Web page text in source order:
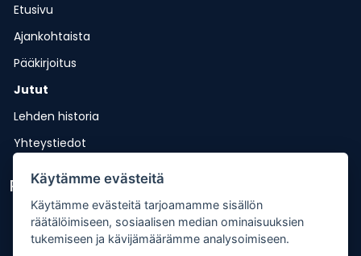
Etusivu
Ajankohtaista
Pääkirjoitus
Jutut
Lehden historia
Yhteystiedot
Pikalinkit
Lähetä uutisvinkki
Kopiointiohje
Käytämme evästeitä
Käytämme evästeitä tarjoamamme sisällön
räätälöimiseen, sosiaalisen median ominaisuuksien
tukemiseen ja kävijämäärämme analysoimiseen.